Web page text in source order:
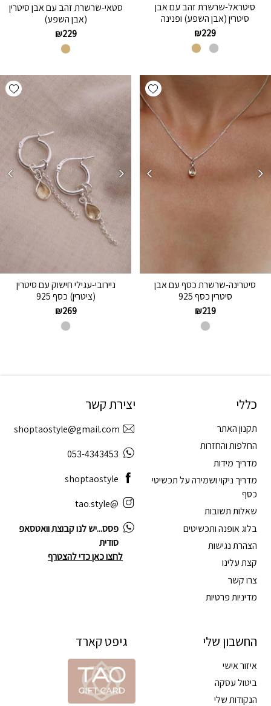
סיטראל-שרשרת זהב עם אבן
סיטרין (אבן השפע) ופנינה
₪229
סטאי-שרשרת זהב עם אבן סיטרין
(אבן השפע)
₪229
Add wishlist
סיטרינה-שרשרת כסף עם אבן
סיטרין כסף 925
₪219
ניירובי-עגילי חישוק עם סיטרין
(ציטרין) כסף 925
₪269
כללי
תקנון האתר
החלפות והחזרות
מדריך מידות
מדריך ניקוי ושמירה על תכשיטי
כסף
שאלות תשובות
בלוג אופנה ותכשיטים
הצהרת נגישות
קצת עלינו
צרו קשר
מדיניות פרטיות
החשבון שלי
איזור אישי
ביטול עסקה
הנקודות שלי
יצירת קשר
shoptaostyle@gmail.com
053-4343453
shoptaostyle
@tao.style
פסס...יש לנו קבוצת וואטסאפ
סודית
לחצו כאן כדי להצטרף
גיפט קארד